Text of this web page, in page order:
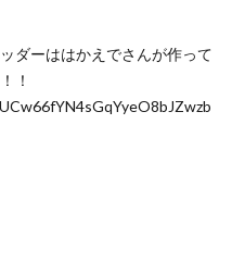
ダーははかえでさんが作って
！